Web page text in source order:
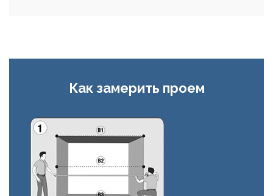
Как замерить проем